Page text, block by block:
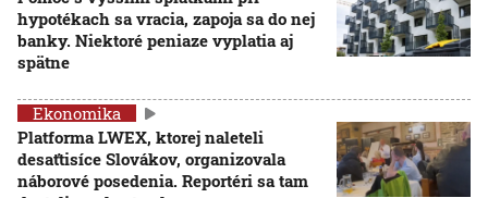
hypotékach sa vracia, zapoja sa do nej
banky. Niektoré peniaze vyplatia aj
spätne
Ekonomika
Platforma LWEX, ktorej naleteli
desaťtisíce Slovákov, organizovala
náborové posedenia. Reportéri sa tam